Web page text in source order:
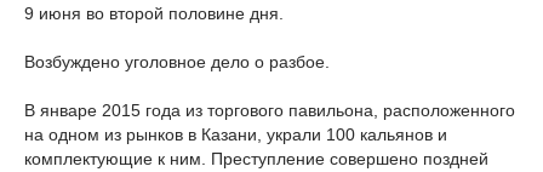
9 июня во второй половине дня.
Возбуждено уголовное дело о разбое.
В январе 2015 года из торгового павильона, расположенного
на одном из рынков в Казани, украли 100 кальянов и
комплектующие к ним. Преступление совершено поздней